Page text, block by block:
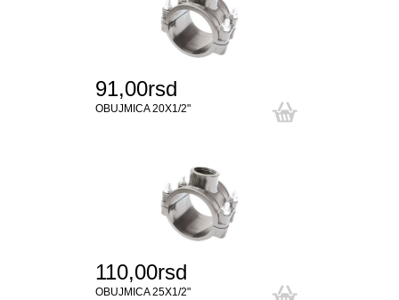
91,00rsd
OBUJMICA 20X1/2"
110,00rsd
OBUJMICA 25X1/2"